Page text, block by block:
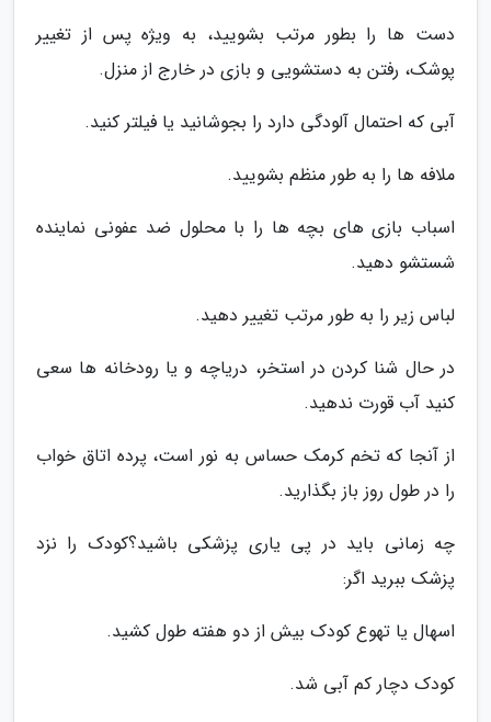
دست ها را بطور مرتب بشویید، به ویژه پس از تغییر
پوشک، رفتن به دستشویی و بازی در خارج از منزل.
آبی که احتمال آلودگی دارد را بجوشانید یا فیلتر کنید.
ملافه ها را به طور منظم بشویید.
اسباب بازی های بچه ها را با محلول ضد عفونی نماینده
شستشو دهید.
لباس زیر را به طور مرتب تغییر دهید.
در حال شنا کردن در استخر، دریاچه و یا رودخانه ها سعی
کنید آب قورت ندهید.
از آنجا که تخم کرمک حساس به نور است، پرده اتاق خواب
را در طول روز باز بگذارید.
چه زمانی باید در پی یاری پزشکی باشید؟کودک را نزد
پزشک ببرید اگر:
اسهال یا تهوع کودک بیش از دو هفته طول کشید.
کودک دچار کم آبی شد.